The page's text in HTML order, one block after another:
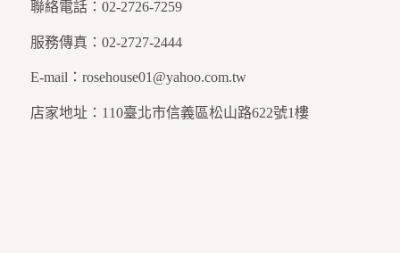
聯絡電話： 02-2726-7259
服務傳真： 02-2727-2444
E-mail： rosehouse01@yahoo.com.tw
店家地址： 110臺北市信義區松山路622號1樓